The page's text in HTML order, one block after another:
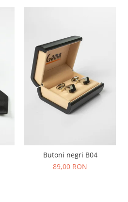
Butoni negri B04
89,00 RON